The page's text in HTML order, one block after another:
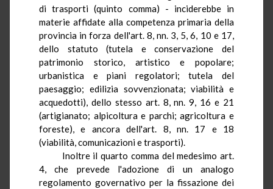
di trasporti (quinto comma) - inciderebbe in
materie affidate alla competenza primaria della
provincia in forza dell'art. 8, nn. 3, 5, 6, 10 e 17,
dello statuto (tutela e conservazione del
patrimonio storico, artistico e popolare;
urbanistica e piani regolatori; tutela del
paesaggio; edilizia sovvenzionata; viabilità e
acquedotti), dello stesso art. 8,nn. 9, 16 e 21
(artigianato; alpicolturae parchi; agricoltura e
foreste), e ancora dell'art. 8, nn. 17 e 18
(viabilità, comunicazioni e trasporti).
Inoltre il quarto comma del medesimo art.
4, che prevede l'adozione di un analogo
regolamento governativo per la fissazione dei